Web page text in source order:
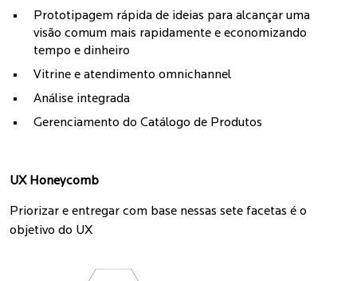
Prototipagem rápida de ideias para alcançar uma
visão comum mais rapidamente e economizando
tempo e dinheiro
Vitrine e atendimento omnichannel
Análise integrada
Gerenciamento do Catálogo de Produtos
UX Honeycomb
Priorizar e entregar com base nessas sete facetas é o
objetivo do UX